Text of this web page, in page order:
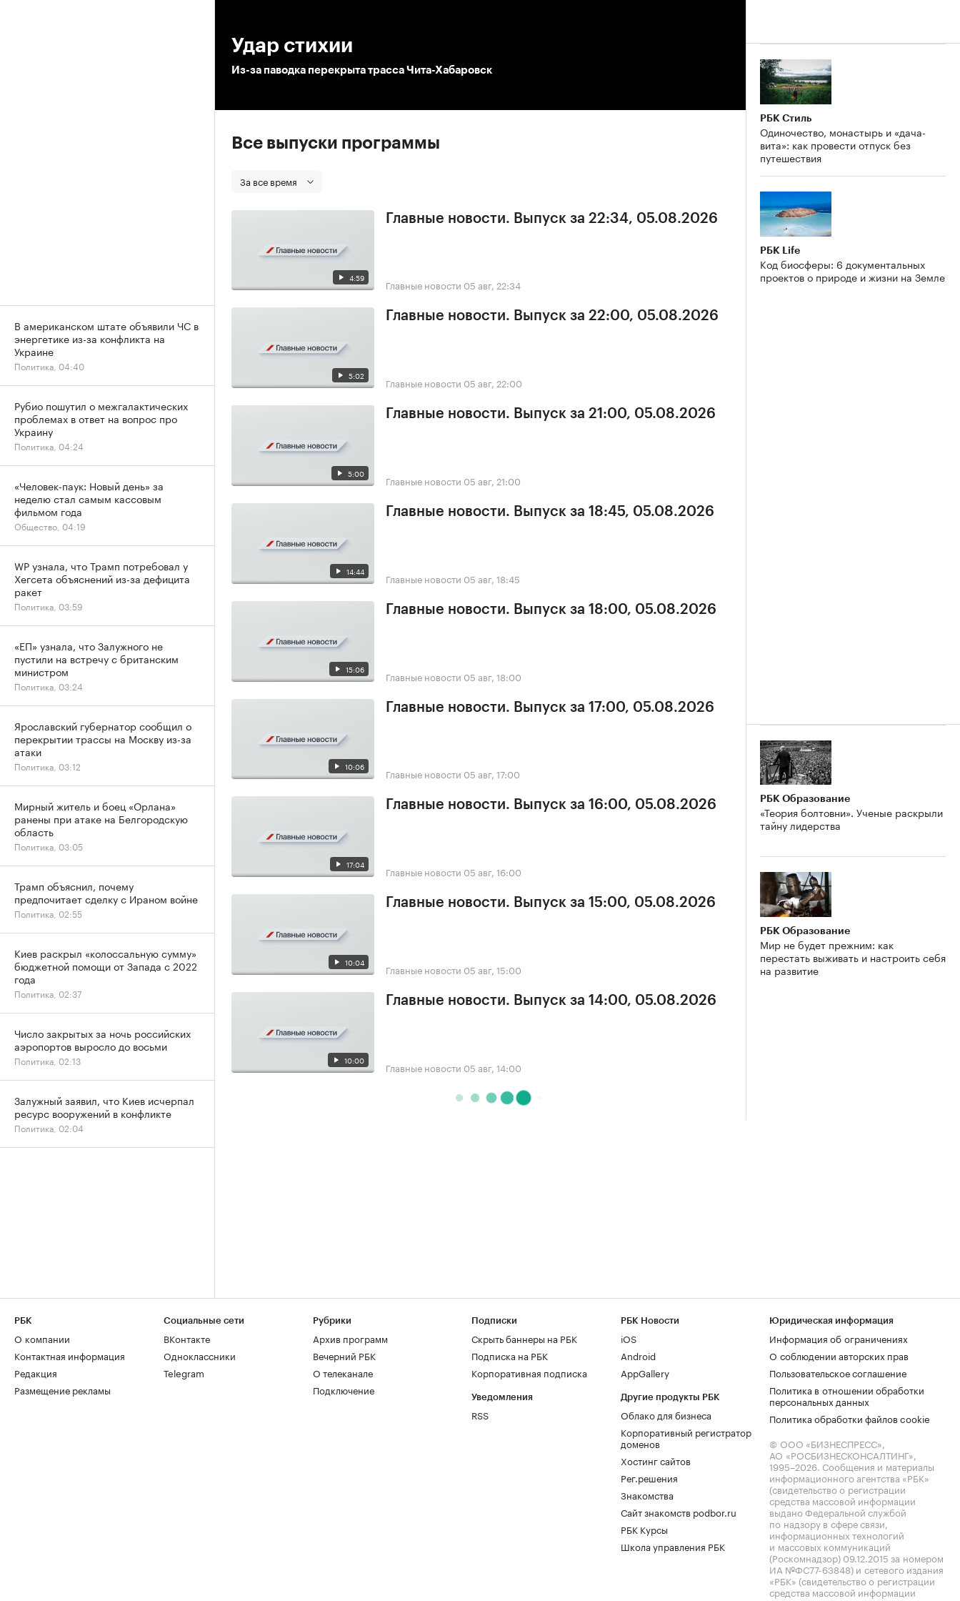
Удар стихии
Из-за паводка перекрыта трасса Чита-Хабаровск
Все выпуски программы
За все время
4:59
Главные новости. Выпуск за 22:34, 05.08.2026
Главные новости 05 авг, 22:34
5:02
Главные новости. Выпуск за 22:00, 05.08.2026
Главные новости 05 авг, 22:00
5:00
Главные новости. Выпуск за 21:00, 05.08.2026
Главные новости 05 авг, 21:00
14:44
Главные новости. Выпуск за 18:45, 05.08.2026
Главные новости 05 авг, 18:45
15:06
Главные новости. Выпуск за 18:00, 05.08.2026
Главные новости 05 авг, 18:00
10:06
Главные новости. Выпуск за 17:00, 05.08.2026
Главные новости 05 авг, 17:00
17:04
Главные новости. Выпуск за 16:00, 05.08.2026
Главные новости 05 авг, 16:00
10:04
Главные новости. Выпуск за 15:00, 05.08.2026
Главные новости 05 авг, 15:00
10:00
Главные новости. Выпуск за 14:00, 05.08.2026
Главные новости 05 авг, 14:00
РБК Стиль
Одиночество, монастырь и «дача-
вита»: как провести отпуск без
путешествия
РБК Life
Код биосферы: 6 документальных
проектов о природе и жизни на Земле
РБК Образование
«Теория болтовни». Ученые раскрыли
тайну лидерства
РБК Образование
Мир не будет прежним: как
перестать выживать и настроить себя
на развитие
В американском штате объявили ЧС в
энергетике из-за конфликта на
Украине
Политика, 04:40
Рубио пошутил о межгалактических
проблемах в ответ на вопрос про
Украину
Политика, 04:24
«Человек-паук: Новый день» за
неделю стал самым кассовым
фильмом года
Общество, 04:19
WP узнала, что Трамп потребовал у
Хегсета объяснений из-за дефицита
ракет
Политика, 03:59
«ЕП» узнала, что Залужного не
пустили на встречу с британским
министром
Политика, 03:24
Ярославский губернатор сообщил о
перекрытии трассы на Москву из-за
атаки
Политика, 03:12
Мирный житель и боец «Орлана»
ранены при атаке на Белгородскую
область
Политика, 03:05
Трамп объяснил, почему
предпочитает сделку с Ираном войне
Политика, 02:55
Киев раскрыл «колоссальную сумму»
бюджетной помощи от Запада с 2022
года
Политика, 02:37
Число закрытых за ночь российских
аэропортов выросло до восьми
Политика, 02:13
Залужный заявил, что Киев исчерпал
ресурс вооружений в конфликте
Политика, 02:04
РБК
О компании
Контактная информация
Редакция
Размещение рекламы
Социальные сети
ВКонтакте
Одноклассники
Telegram
Рубрики
Архив программ
Вечерний РБК
О телеканале
Подключение
Подписки
Скрыть баннеры на РБК
Подписка на РБК
Корпоративная подписка
Уведомления
RSS
РБК Новости
iOS
Android
AppGallery
Другие продукты РБК
Облако для бизнеса
Корпоративный регистратор
доменов
Хостинг сайтов
Рег.решения
Знакомства
Сайт знакомств podbor.ru
РБК Курсы
Школа управления РБК
Юридическая информация
Информация об ограничениях
О соблюдении авторских прав
Пользовательское соглашение
Политика в отношении обработки
персональных данных
Политика обработки файлов cookie
© ООО «БИЗНЕСПРЕСС»,
АО «РОСБИЗНЕСКОНСАЛТИНГ»,
1995–2026. Сообщения и материалы
информационного агентства «РБК»
(свидетельство о регистрации
средства массовой информации
выдано Федеральной службой
по надзору в сфере связи,
информационных технологий
и массовых коммуникаций
(Роскомнадзор) 09.12.2015 за номером
ИА №ФС77-63848) и сетевого издания
«РБК» (свидетельство о регистрации
средства массовой информации